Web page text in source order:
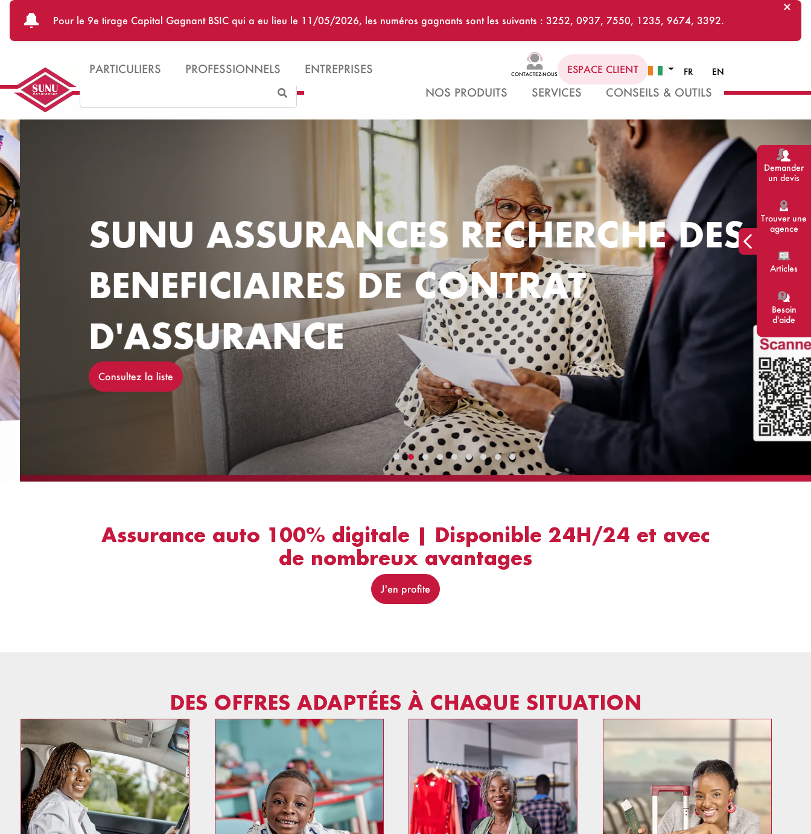
Aller au contenu principal
🔔 Pour le 68e tirage ATLANTIQUE FORTUNE qui a eu lieu le 11/05/2026, les numéros gagnants sont les suivants : 9042, 1804, 4492, 2504, 1445, 7776.
×
PARTICULIERS PROFESSIONNELS ENTREPRISES CONTACTEZ-NOUS ESPACE CLIENT FR EN
Search
Search NOS PRODUITS SERVICES CONSEILS & OUTILS
Demander
un devis
Trouver une
agence
Articles
Besoin
d'aide
SUNU ASSURANCES RECHERCHE DES
BENEFICIAIRES DE CONTRAT
D'ASSURANCE
Consultez la liste
Assurance auto 100% digitale | Disponible 24H/24 et avec
de nombreux avantages
J'en profite
DES OFFRES ADAPTÉES À CHAQUE SITUATION